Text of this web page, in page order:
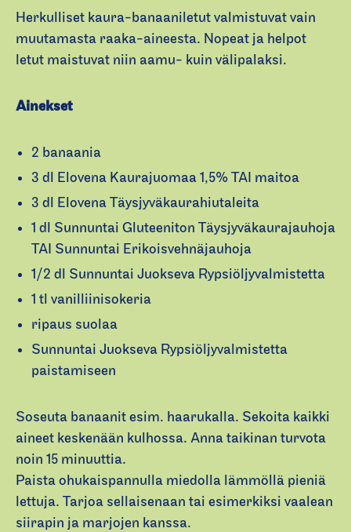
Herkulliset kaura-banaaniletut valmistuvat vain
muutamasta raaka-aineesta. Nopeat ja helpot
letut maistuvat niin aamu- kuin välipalaksi.
Ainekset
2 banaania
3 dl Elovena Kaurajuomaa 1,5% TAI maitoa
3 dl Elovena Täysjyväkaurahiutaleita
1 dl Sunnuntai Gluteeniton Täysjyväkaurajauhoja
TAI Sunnuntai Erikoisvehnäjauhoja
1/2 dl Sunnuntai Juokseva Rypsiöljyvalmistetta
1 tl vanilliinisokeria
ripaus suolaa
Sunnuntai Juokseva Rypsiöljyvalmistetta
paistamiseen
Soseuta banaanit esim. haarukalla. Sekoita kaikki
aineet keskenään kulhossa. Anna taikinan turvota
noin 15 minuuttia.
Paista ohukaispannulla miedolla lämmöllä pieniä
lettuja. Tarjoa sellaisenaan tai esimerkiksi vaalean
siirapin ja marjojen kanssa.